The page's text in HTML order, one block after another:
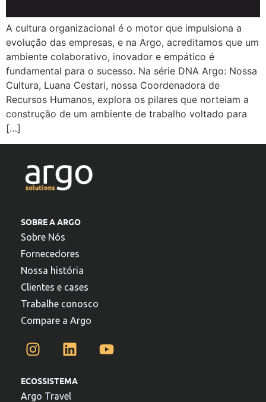
A cultura organizacional é o motor que impulsiona a
evolução das empresas, e na Argo, acreditamos que um
ambiente colaborativo, inovador e empático é
fundamental para o sucesso. Na série DNA Argo: Nossa
Cultura, Luana Cestari, nossa Coordenadora de
Recursos Humanos, explora os pilares que norteiam a
construção de um ambiente de trabalho voltado para
[…]
SOBRE A ARGO
Sobre Nós
Fornecedores
Nossa história
Clientes e cases
Trabalhe conosco
Compare a Argo
ECOSSISTEMA
Argo Travel